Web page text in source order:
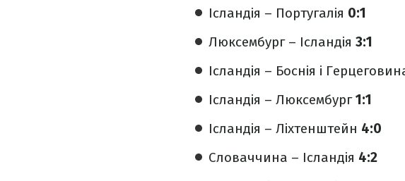
Ісландія – Португалія 0:1
Люксембург – Ісландія 3:1
Ісландія – Боснія і
Ісландія – Люксембург1:1
Ісландія – Ліхтенштейн 4:0
Словаччина – Ісландія 4:2